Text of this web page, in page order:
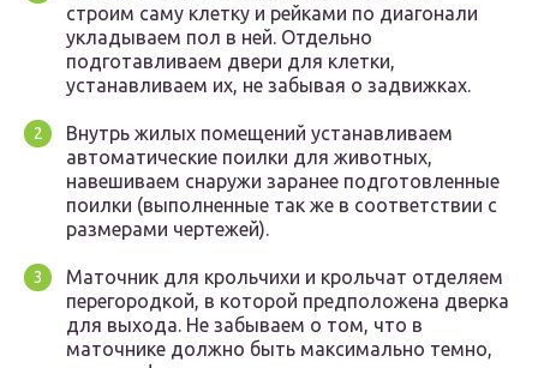
строим саму клетку и рейками по диагонали
укладываем пол в ней. Отдельно
подготавливаем двери для клетки,
устанавливаем их, не забывая о задвижках.
Внутрь жилых помещений устанавливаем
автоматические поилки для животных,
навешиваем снаружи заранее подготовленные
поилки (выполненные так же в соответствии с
размерами чертежей).
Маточник для крольчихи и крольчат отделяем
перегородкой, в которой предположена дверка
для выхода. Не забываем о том, что в
маточнике должно быть максимально темно,